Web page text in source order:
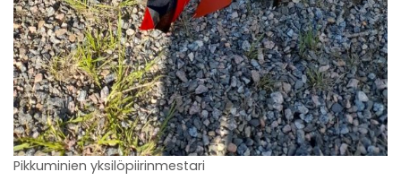
Pikkuminien yksilöpiirinmestari